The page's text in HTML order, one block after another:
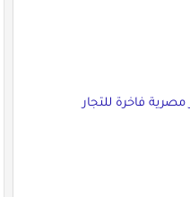
فاخرة للتجار